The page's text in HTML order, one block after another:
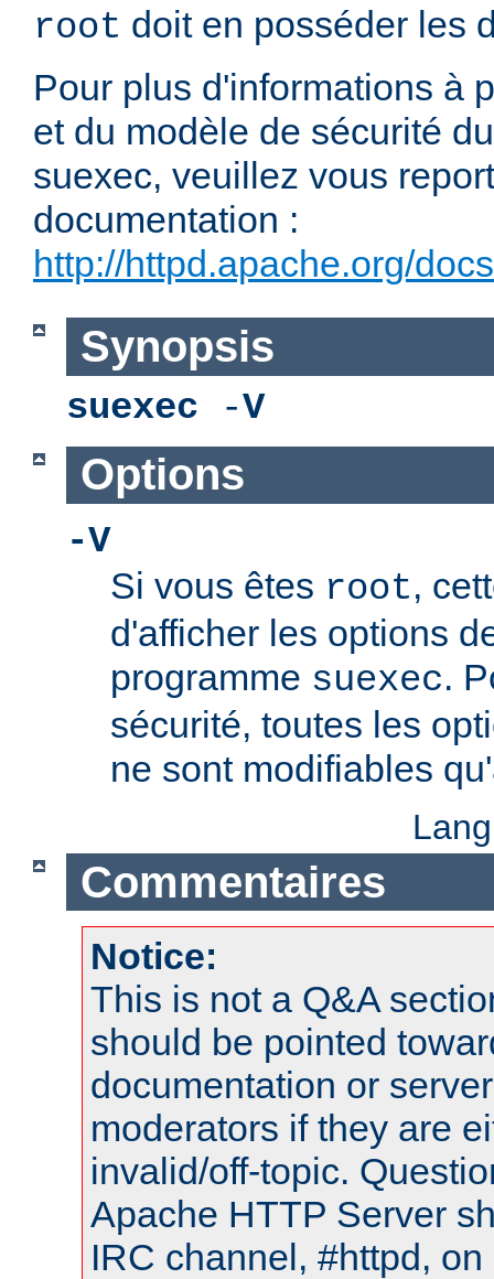
root doit en posséder les
Pour plus d'informations à
et du modèle de sécurité
suexec, veuillez vous
documentation :
http://httpd.apache.org/
Synopsis
suexec -V
Options
-V
Si vous êtes root,
d'afficher les options
programme suexec.
sécurité, toutes les
ne sont modifiables
Commentaires
Notice:
This is not a Q&A
should be pointed
documentation or
moderators if they are
invalid/off-topic.
Apache HTTP Server
IRC channel, #httpd,